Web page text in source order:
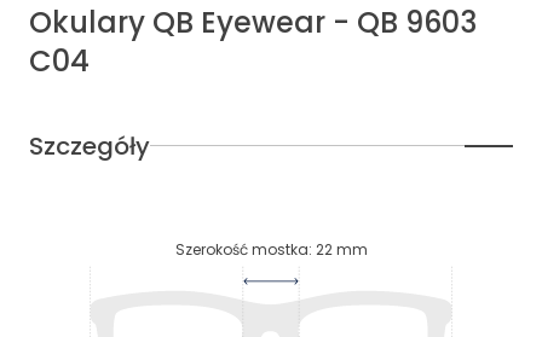
Okulary QB Eyewear - QB 9603
C04
Szczegóły
Szerokość mostka: 22mm